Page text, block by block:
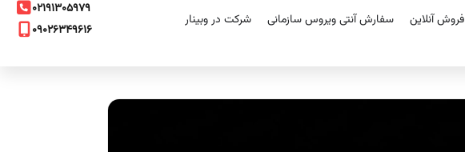
فروش آنلاین سفارش آنتی ویروس سازمانی شرکت در وبینار
۰۲۱۹۱۳۰۵۹۷۹
۰۹۰۲۶۳۴۹۶۱۶